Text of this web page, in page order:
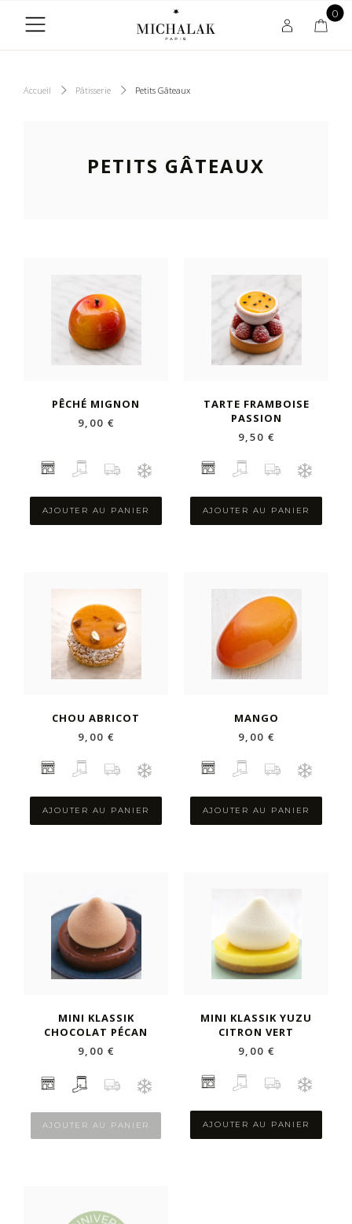
0
Accueil Pâtisserie Petits Gâteaux
PETITS GÂTEAUX
PÊCHÉ MIGNON
9,00 €
AJOUTER AU PANIER
TARTE FRAMBOISE
PASSION
9,50 €
AJOUTER AU PANIER
CHOU ABRICOT
9,00 €
AJOUTER AU PANIER
MANGO
9,00 €
AJOUTER AU PANIER
MINI KLASSIK
CHOCOLAT PÉCAN
9,00 €
AJOUTER AU PANIER
MINI KLASSIK YUZU
CITRON VERT
9,00 €
AJOUTER AU PANIER